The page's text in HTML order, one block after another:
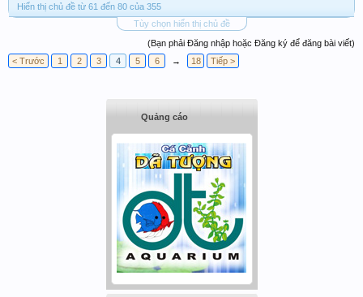
Hiển thị chủ đề từ 61 đến 80 của 355
Tùy chọn hiển thị chủ đề
(Bạn phải Đăng nhập hoặc Đăng ký để đăng bài viết)
< Trước
1 2 3 4 5 6 → 18 Tiếp >
Quảng cáo